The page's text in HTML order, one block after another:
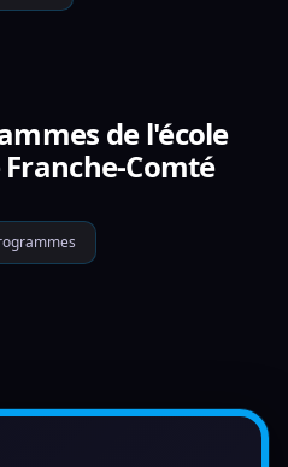
de l'école
Comté